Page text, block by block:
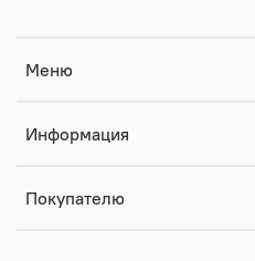
Меню
Информация
Покупателю